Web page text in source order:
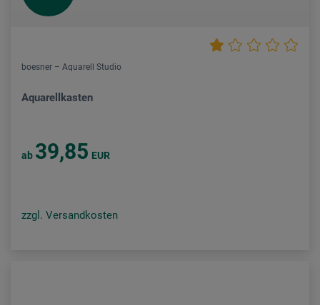
boesner – Aquarell Studio
Aquarellkasten
ab 39,85 EUR
zzgl. Versandkosten